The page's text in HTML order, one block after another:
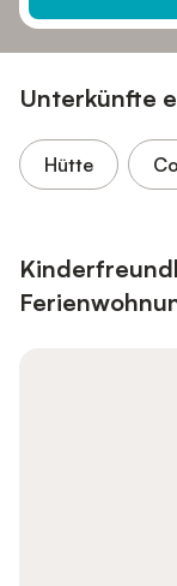
Unterkünfte
Hütte